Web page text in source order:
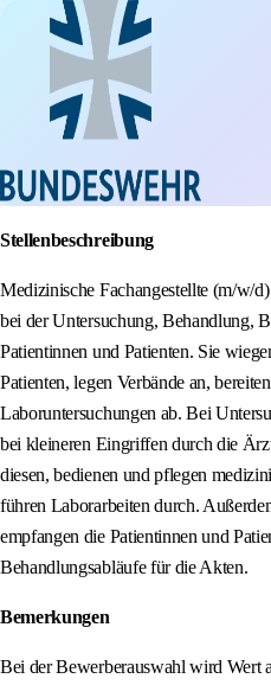
Stellenbeschreibung
Medizinische Fachangestellte (m/w/
bei der Untersuchung, Behandlung,
Patientinnen und Patienten. Sie
Patienten, legen Verbände an,
Laboruntersuchungen ab. Bei
bei kleineren Eingriffen durch die
diesen, bedienen und pflegen
führen Laborarbeiten durch.
empfangen die Patientinnen und
Behandlungsabläufe für die Akten.
Bemerkungen
Bei der Bewerberauswahl wird Wert